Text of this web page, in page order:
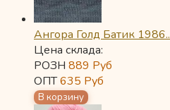
Ангора Голд Батик
Цена склада:
РОЗН 889 Руб
ОПТ635 Руб